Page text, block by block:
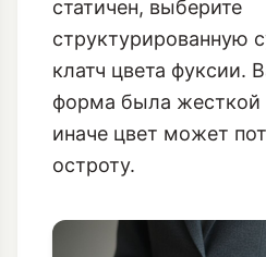
шеи.
Скульптурная
предпочитаете,
статичен, выберите
структурированную
клатч цвета фуксии.
иначе цвет может